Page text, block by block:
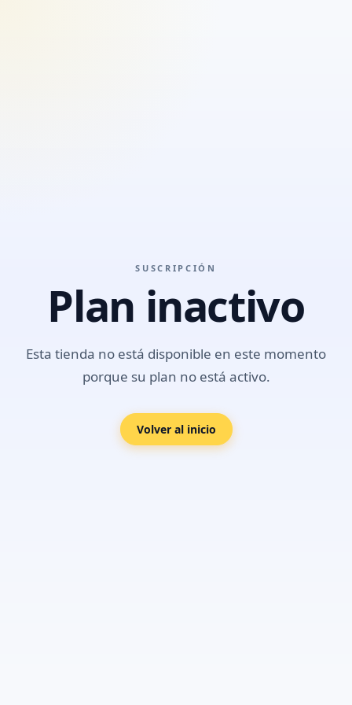
SUSCRIPCIÓN
Plan inactivo
Esta tienda no está disponible en este momento
porque su plan no está activo.
Volver al inicio